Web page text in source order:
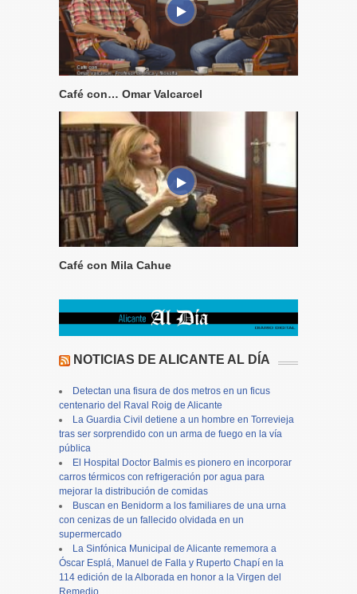
Café con… Omar Valcarcel
Café con Mila Cahue
NOTICIAS DE ALICANTE AL DÍA
Detectan una fisura de dos metros en un ficus
centenario del Raval Roig de Alicante
La Guardia Civil detiene a un hombre en Torrevieja
tras ser sorprendido con un arma de fuego en la vía
pública
El Hospital Doctor Balmis es pionero en incorporar
carros térmicos con refrigeración por agua para
mejorar la distribución de comidas
Buscan en Benidorm a los familiares de una urna
con cenizas de un fallecido olvidada en un
supermercado
La Sinfónica Municipal de Alicante rememora a
Óscar Esplá, Manuel de Falla y Ruperto Chapí en la
114 edición de la Alborada en honor a la Virgen del